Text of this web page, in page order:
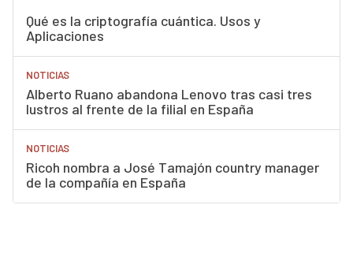
Qué es la criptografía cuántica. Usos y
Aplicaciones
NOTICIAS
Alberto Ruano abandona Lenovo tras casi tres
lustros al frente de la filial en España
NOTICIAS
Ricoh nombra a José Tamajón country manager
de la compañía en España